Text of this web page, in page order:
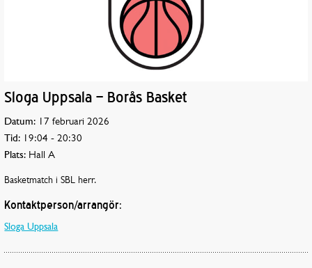
Sloga Uppsala – Borås Basket
Datum: 17 februari 2026
Tid: 19:04 - 20:30
Plats: Hall A
Basketmatch i SBL herr.
Kontaktperson/arrangör:
Sloga Uppsala